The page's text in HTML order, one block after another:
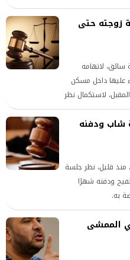
3 سنوات، فيما قضت ببراءة
بورسعيد.
زوجته حتى
سائق، لاتهامه
عليها داخل مسكن
إلى جلسة 26 سبتمبر المقبل، لاستكمال نظر
شاب ودفنه
منذ قليل، نظر جلسة
ودفنه شهرًا
به.
الممشى